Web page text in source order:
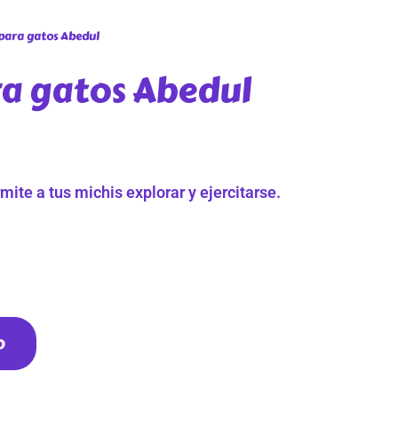
gatos Abedul
gatos Abedul
a tus michis explorar y ejercitarse.